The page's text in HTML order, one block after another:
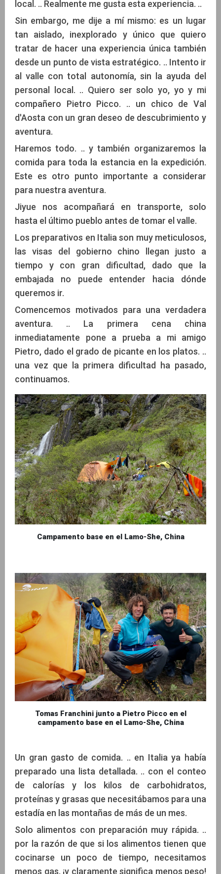
local. .. Realmente me gusta esta experiencia. ..
Sin embargo, me dije a mí mismo: es un lugar
tan aislado, inexplorado y único que quiero
tratar de hacer una experiencia única también
desde un punto de vista estratégico. .. Intento ir
al valle con total autonomía, sin la ayuda del
personal local. .. Quiero ser solo yo, yo y mi
compañero Pietro Picco. .. un chico de Val
d'Aosta con un gran deseo de descubrimiento y
aventura.
Haremos todo. .. y también organizaremos la
comida para toda la estancia en la expedición.
Este es otro punto importante a considerar
para nuestra aventura.
Jiyue nos acompañará en transporte, solo
hasta el último pueblo antes de tomar el valle.
Los preparativos en Italia son muy meticulosos,
las visas del gobierno chino llegan justo a
tiempo y con gran dificultad, dado que la
embajada no puede entender hacia dónde
queremos ir.
Comencemos motivados para una verdadera
aventura. .. La primera cena china
inmediatamente pone a prueba a mi amigo
Pietro, dado el grado de picante en los platos. ..
una vez que la primera dificultad ha pasado,
continuamos.
Campamento base en el Lamo-She, China
Tomas Franchini junto a Pietro Picco en el
campamento base en el Lamo-She, China
Un gran gasto de comida. .. en Italia ya había
preparado una lista detallada. .. con el conteo
de calorías y los kilos de carbohidratos,
proteínas y grasas que necesitábamos para una
estadía en las montañas de más de un mes.
Solo alimentos con preparación muy rápida. ..
por la razón de que si los alimentos tienen que
cocinarse un poco de tiempo, necesitamos
menos gas, ¡y claramente significa menos peso!